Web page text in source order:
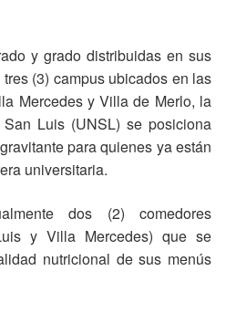
y grado distribuidas en sus
(3) campus ubicados en las
Mercedes y Villa de Merlo, la
Luis (UNSL) se posiciona
para quienes ya están
universitaria.
dos (2) comedores
y Villa Mercedes) que se
nutricional de sus menús